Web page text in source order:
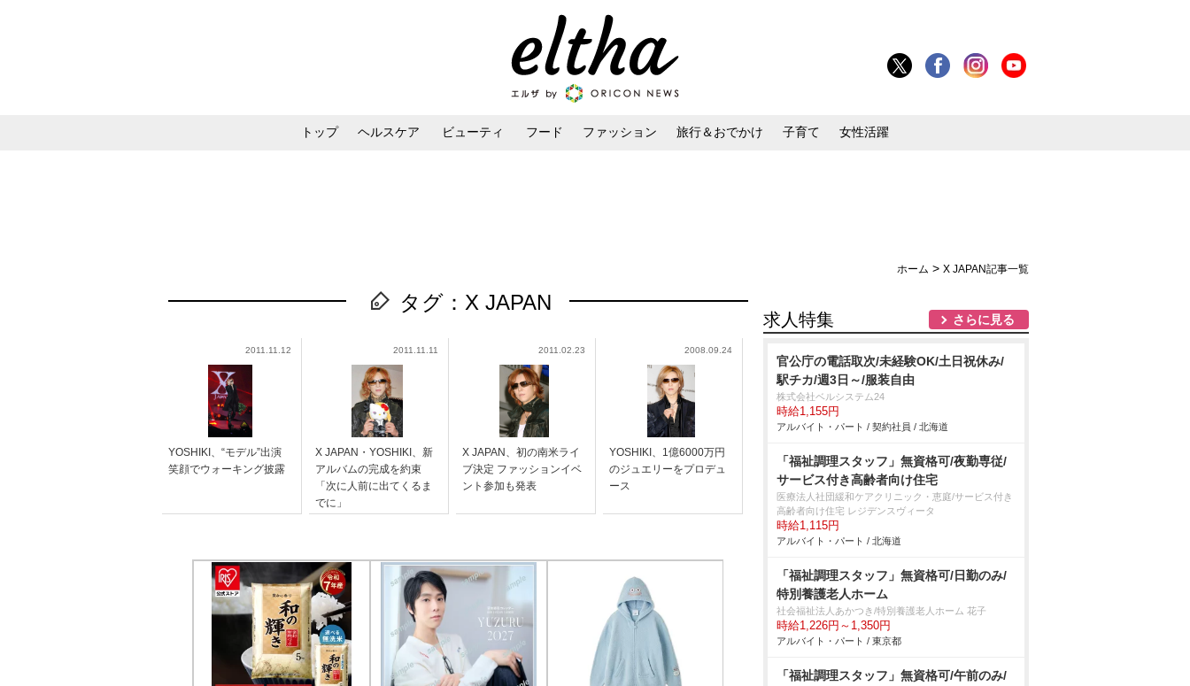
トップ ヘルスケア ビューティ フード ファッション 旅行＆おでかけ 子育て 女性活躍
ホーム > X JAPAN記事一覧
タグ：X JAPAN
2011.11.12
YOSHIKI、“モデル”出演
笑顔でウォーキング披露
2011.11.11
X JAPAN・YOSHIKI、新
アルバムの完成を約束
「次に人前に出てくるま
でに」
2011.02.23
X JAPAN、初の南米ライ
ブ決定 ファッションイベ
ント参加も発表
2008.09.24
YOSHIKI、1億6000万円
のジュエリーをプロデュ
ース
求人特集 さらに見る
官公庁の電話取次/未経験OK/土日祝休み/
駅チカ/週3日～/服装自由
株式会社ベルシステム24
時給1,155円
アルバイト・パート / 契約社員 / 北海道
「福祉調理スタッフ」無資格可/夜勤専従/
サービス付き高齢者向け住宅
医療法人社団緩和ケアクリニック・恵庭/サービス付き
高齢者向け住宅 レジデンスヴィータ
時給1,115円
アルバイト・パート / 北海道
「福祉調理スタッフ」無資格可/日勤のみ/
特別養護老人ホーム
社会福祉法人あかつき/特別養護老人ホーム 花子
時給1,226円～1,350円
アルバイト・パート / 東京都
「福祉調理スタッフ」無資格可/午前のみ/